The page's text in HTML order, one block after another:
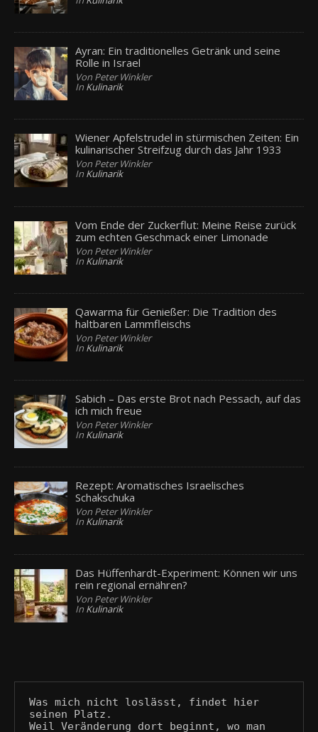
Ayran: Ein traditionelles Getränk und seine
Rolle in Israel
Von Peter Winkler
In Kulinarik
Wiener Apfelstrudel in stürmischen Zeiten: Ein
kulinarischer Streifzug durch das Jahr 1933
Von Peter Winkler
In Kulinarik
Vom Ende der Zuckerflut: Meine Reise zurück
zum echten Geschmack einer Limonade
Von Peter Winkler
In Kulinarik
Qawarma für Genießer: Die Tradition des
haltbaren Lammfleischs
Von Peter Winkler
In Kulinarik
Sabich – Das erste Brot nach Pessach, auf das
ich mich freue
Von Peter Winkler
In Kulinarik
Rezept: Aromatisches Israelisches
Schakschuka
Von Peter Winkler
In Kulinarik
Das Hüffenhardt-Experiment: Können wir uns
rein regional ernähren?
Von Peter Winkler
In Kulinarik
Was mich nicht loslässt, findet hier
seinen Platz.
Weil Veränderung dort beginnt, wo man